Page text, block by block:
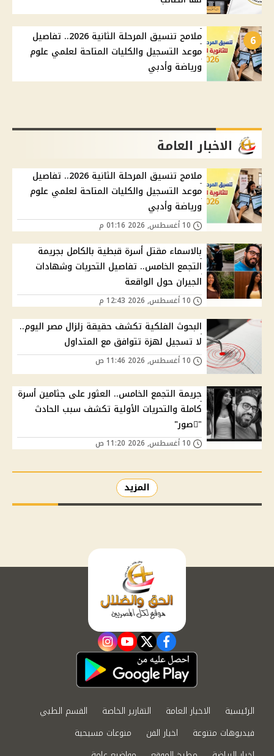
6
ملامح تنسيق المرحلة الثانية 2026.. تفاصيل
موعد التسجيل والكليات المتاحة لعلمي علوم
ورياضة وأدبي
الاخبار العامة
ملامح تنسيق المرحلة الثانية 2026.. تفاصيل
موعد التسجيل والكليات المتاحة لعلمي علوم
ورياضة وأدبي
بالاسماء مقتل أسرة قبطية بالكامل بجريمة
التجمع الخامس.. تفاصيل التحريات وشهادات
الجيران حول الواقعة
البحوث الفلكية تكشف حقيقة زلزال مصر اليوم..
لا تسجيل لهزة تتوافق مع المتداول
جريمة التجمع الخامس.. العثور على جثامين أسرة
كاملة والتحريات الأولية تكشف سبب الحادث
"ًصور"
المزيد
facebook
twitter
youtube
instagram
الرئيسية الاخبار العامة التقارير الخاصة
القسم الطبي
فيديوهات متنوعة
اخبار الفن
منوعات مسيحية